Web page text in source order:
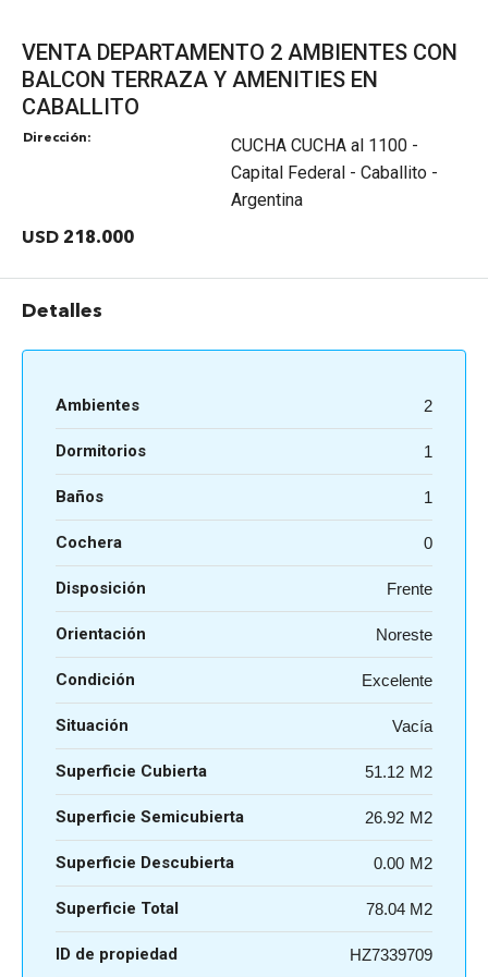
VENTA DEPARTAMENTO 2 AMBIENTES CON
BALCON TERRAZA Y AMENITIES EN
CABALLITO
Dirección:
CUCHA CUCHA al 1100 -
Capital Federal - Caballito -
Argentina
USD 218.000
Detalles
ID de propiedad HZ7339709
Superficie Total 78.04 M2
Dormitorios 1
Ambientes 2
Baños 1
Cochera 0
Condición Excelente
Situación Vacía
Orientación Noreste
Disposición Frente
Superficie Cubierta 51.12
Superficie Descubierta 0.00
Superficie Semicubierta 26.92